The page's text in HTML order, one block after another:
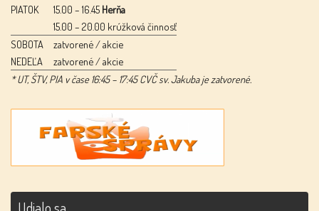
PIATOK
15.00 – 16.45 Herňa
15.00 – 20.00 krúžková činnosť
SOBOTA
zatvorené / akcie
NEDEĽA
zatvorené / akcie
* UT, ŠTV, PIA v čase 16:45 – 17:45 CVČ sv. Jakuba je zatvorené.